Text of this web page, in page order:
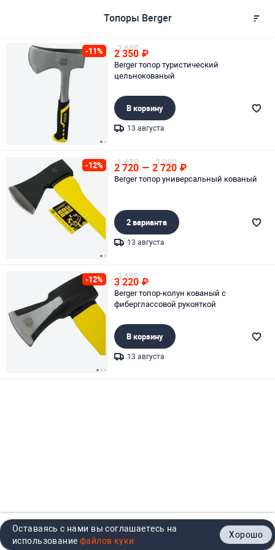
Главная Каталог Кабинет Контакты
Топоры Berger
-11% 2 650
2 350 ₽
Berger топор туристический
цельнокованый
В корзину
13 августа
-12% 1 670
2 720 — 3 090
2 720 ₽
Berger топор универсальный кованый
2 варианта
13 августа
-12% 3 650
3 220 ₽
Berger топор-колун кованый с
фиберглассовой рукояткой
В корзину
13 августа
Оставаясь с нами вы соглашаетесь на
использование
Хорошо